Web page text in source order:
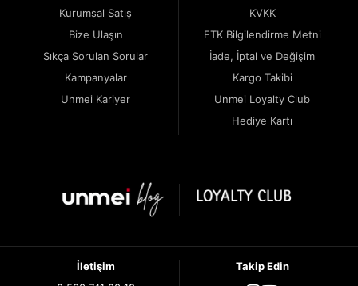
Kurumsal Satış
Bize Ulaşın
Sıkça Sorulan Sorular
Kampanyalar
Unmei Kariyer
KVKK
ETK Bilgilendirme Metni
İade, İptal ve Değişim
Kargo Takibi
Unmei Loyalty Club
Hediye Kartı
İletişim
Takip Edin